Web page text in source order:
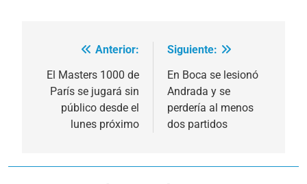
Navegación
de
entradas
Anterior:
El Masters 1000 de
París se jugará sin
público desde el
lunes próximo
Siguiente:
En Boca se lesionó
Andrada y se
perdería al menos
dos partidos